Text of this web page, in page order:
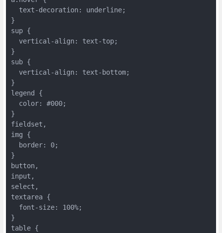
  text-decoration: underline;
}
sup {
  vertical-align: text-top;
}
sub {
  vertical-align: text-bottom;
}
legend {
  color: #000;
}
fieldset,
img {
  border: 0;
}
button,
input,
select,
textarea {
  font-size: 100%;
}
table {